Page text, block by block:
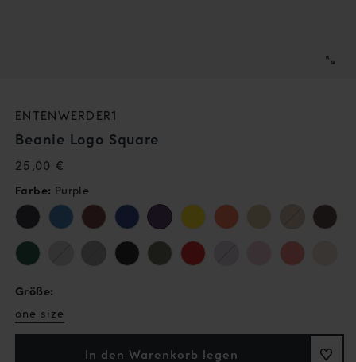
ENTENWERDER1
Beanie Logo Square
Normaler
25,00 €
Farbe: Purple
Variante
oder
verfügbar
ausverkauft
Variante
ausverkauft
ausverkauft
Größe:
one size
In den Warenkorb legen